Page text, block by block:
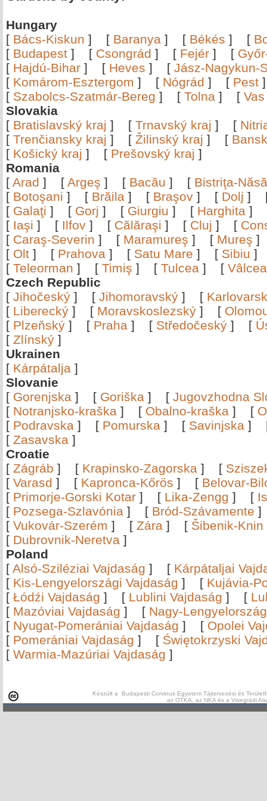
Hungary
[ Bács-Kiskun ] [ Baranya ] [ Békés ] [
[ Budapest ] [ Csongrád ] [ Fejér ] [
[ Hajdú-Bihar ] [ Heves ] [ Jász-Nagykun-
[ Komárom-Esztergom ] [ Nógrád ] [ Pest
[ Szabolcs-Szatmár-Bereg ] [ Tolna ] [ Vas
Slovakia
[ Bratislavský kraj ] [ Trnavský kraj ] [
[ Trenčiansky kraj ] [ Žilinský kraj ] [
[ Košický kraj ] [ Prešovský kraj ]
Romania
[ Arad ] [ Argeş ] [ Bacău ] [ Bistriţa-
[ Botoşani ] [ Brăila ] [ Braşov ] [ Dolj ]
[ Galaţi ] [ Gorj ] [ Giurgiu ] [ Harghita ]
[ Iaşi ] [ Ilfov ] [ Călăraşi ] [ Cluj ] [
[ Caraş-Severin ] [ Maramureş ] [ Mureş
[ Olt ] [ Prahova ] [ Satu Mare ] [ Sibiu
[ Teleorman ] [ Timiş ] [ Tulcea ] [
Czech Republic
[ Jihočeský ] [ Jihomoravský ] [
[ Liberecký ] [ Moravskoslezský ] [
[ Plzeňský ] [ Praha ] [ Středočeský ] [
[ Zlínský ]
Ukrainen
[ Kárpátalja ]
Slovanie
[ Gorenjska ] [ Goriška ] [ Jugovzhodna
[ Notranjsko-kraška ] [ Obalno-kraška ] [
[ Podravska ] [ Pomurska ] [ Savinjska ]
[ Zasavska ]
Croatie
[ Zágráb ] [ Krapinsko-Zagorska ] [
[ Varasd ] [ Kapronca-Kőrös ] [ Belovar-
[ Primorje-Gorski Kotar ] [ Lika-Zengg ] [
[ Pozsega-Szlavónia ] [ Bród-Szávamente
[ Vukovár-Szerém ] [ Zára ] [ Šibenik-Knin
[ Dubrovnik-Neretva ]
Poland
[ Alsó-Sziléziai Vajdaság ] [ Kárpátaljai
[ Kis-Lengyelországi Vajdaság ] [ Kujávia-
[ Łódźi Vajdaság ] [ Lublini Vajdaság ] [
[ Mazóviai Vajdaság ] [ Nagy-
[ Nyugat-Pomerániai Vajdaság ] [ Opolei
[ Pomerániai Vajdaság ] [ Świętokrzyski
[ Warmia-Mazúriai Vajdaság ]
Készült a Budapesti Corvinus Egyetem Tájtervezési és
az OTKA, az NKA és a Visegrádi